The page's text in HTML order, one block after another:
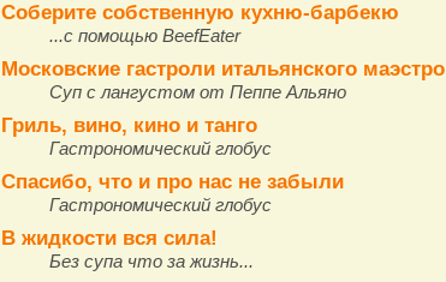
Соберите собственную кухню-барбекю
...с помощью BeefEater
Московские гастроли итальянского маэстро
Суп с лангустом от Пеппе Альяно
Гриль, вино, кино и танго
Гастрономический глобус
Спасибо, что и про нас не забыли
Гастрономический глобус
В жидкости вся сила!
Без супа что за жизнь...